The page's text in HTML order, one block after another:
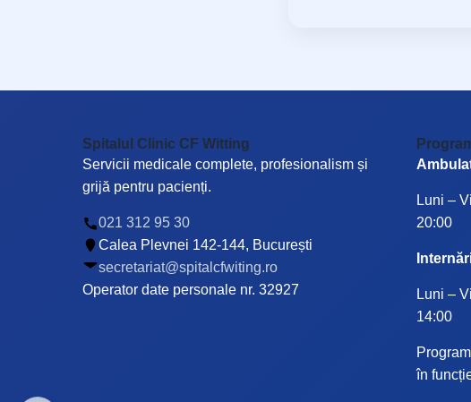
Spitalul Clinic CF Witting
Servicii medicale complete, profesionalism și
grijă pentru pacienți.
021 312 95 30
Calea Plevnei 142-144, București
secretariat@spitalcfwiting.ro
Operator date personale nr. 32927
Luni –
20:00
Luni –
14:00
în